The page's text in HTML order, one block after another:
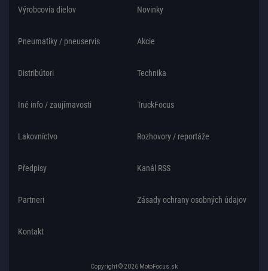
Výrobcovia dielov Novinky
Pneumatiky / pneuservis Akcie
Distribútori Technika
Iné info / zaujímavosti TruckFocus
Lakovníctvo Rozhovory / reportáže
Předpisy Kanál RSS
Partneri Zásady ochrany osobných údajov
Kontakt
Copyright © 2026 MotoFocus.sk